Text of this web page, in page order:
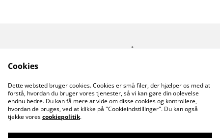
Kontakt os
Åbningstider
Cookiepolitik
Cookies
Dette websted bruger cookies. Cookies er små filer, der hjælper os med at
forstå, hvordan du bruger vores tjenester, så vi kan gøre din oplevelse
endnu bedre. Du kan få mere at vide om disse cookies og kontrollere,
hvordan de bruges, ved at klikke på "Cookieindstillinger". Du kan også
tjekke vorescookiepolitik.